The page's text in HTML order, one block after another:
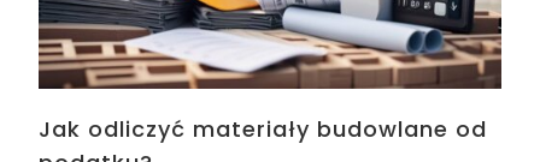
Jak odliczyć materiały budowlane od